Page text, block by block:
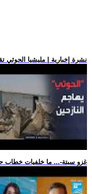
.. نشرة إخبارية | مليشيا
.. -غزو سبتة-... ما خلفيات خطاب